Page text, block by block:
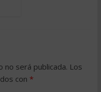
no será publicada. Los
con *